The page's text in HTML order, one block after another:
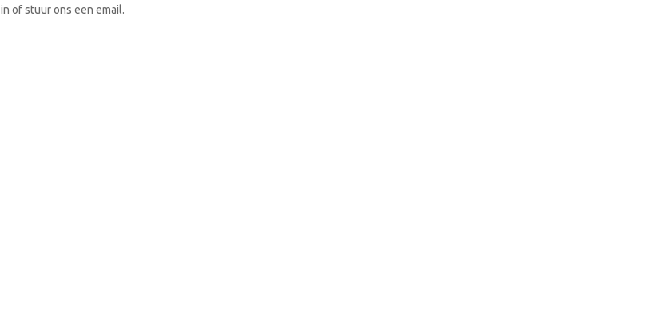
in of stuur ons een email.